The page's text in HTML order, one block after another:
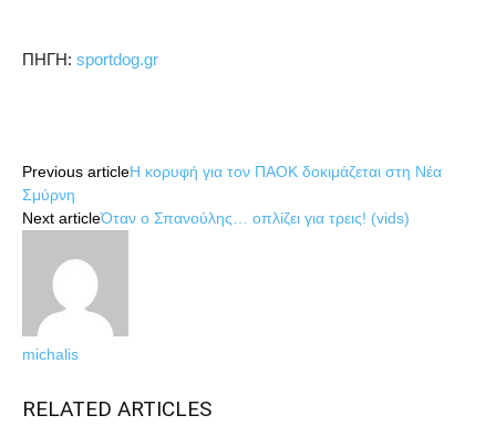
ΠΗΓΗ: sportdog.gr
Previous articleΗ κορυφή για τον ΠΑΟΚ δοκιμάζεται στη Νέα
Σμύρνη
Next articleΌταν ο Σπανούλης… οπλίζει για τρεις! (vids)
michalis
RELATED ARTICLES